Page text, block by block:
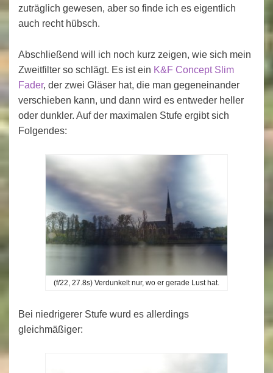
zuträglich gewesen, aber so finde ich es eigentlich
auch recht hübsch.
Abschließend will ich noch kurz zeigen, wie sich mein
Zweitfilter so schlägt. Es ist ein K&F Concept Slim
Fader, der zwei Gläser hat, die man gegeneinander
verschieben kann, und dann wird es entweder heller
oder dunkler. Auf der maximalen Stufe ergibt sich
Folgendes:
(f/22, 27.8s) Verdunkelt nur, wo er gerade Lust hat.
Bei niedrigerer Stufe wurd es allerdings
gleichmäßiger: